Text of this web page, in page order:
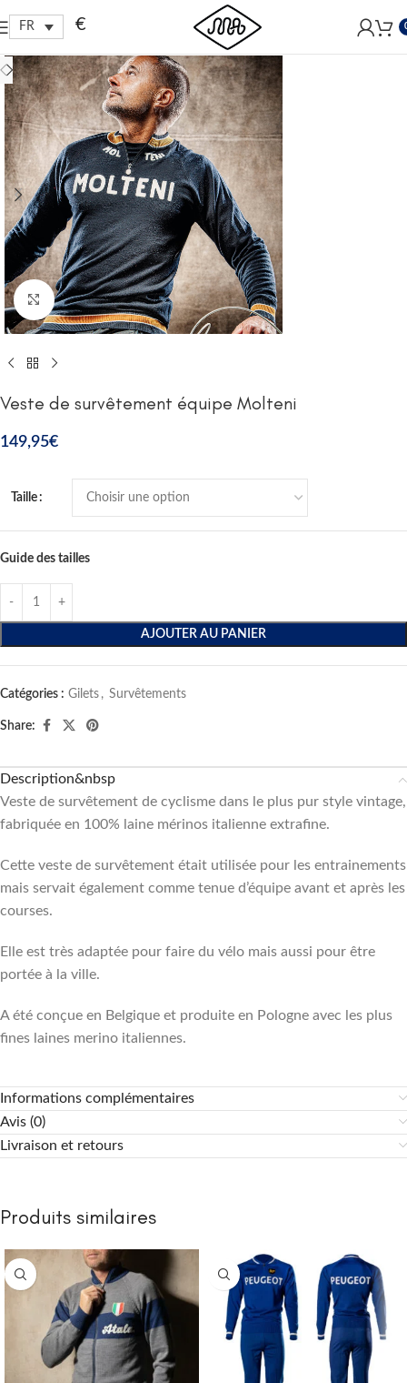
FR €
Click to enlarge
Veste de survêtement équipe Molteni
149,95€
Taille
Guide des tailles
AJOUTER AU PANIER
Catégories : Gilets , Survêtements
Share:
Description&nbsp
Veste de survêtement de cyclisme dans le plus pur style vintage,
fabriquée en 100% laine mérinos italienne extrafine.
Cette veste de survêtement était utilisée pour les entrainements
mais servait également comme tenue d’équipe avant et après les
courses.
Elle est très adaptée pour faire du vélo mais aussi pour être
portée à la ville.
A été conçue en Belgique et produite en Pologne avec les plus
fines laines merino italiennes.
Informations complémentaires
Avis (0)
Livraison et retours
Produits similaires
Free shipping within EU, as from 199€.